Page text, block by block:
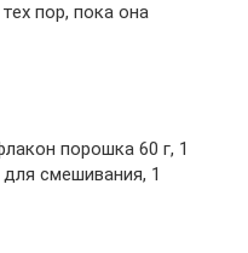
пор, пока она
порошка 60 г, 1
смешивания, 1